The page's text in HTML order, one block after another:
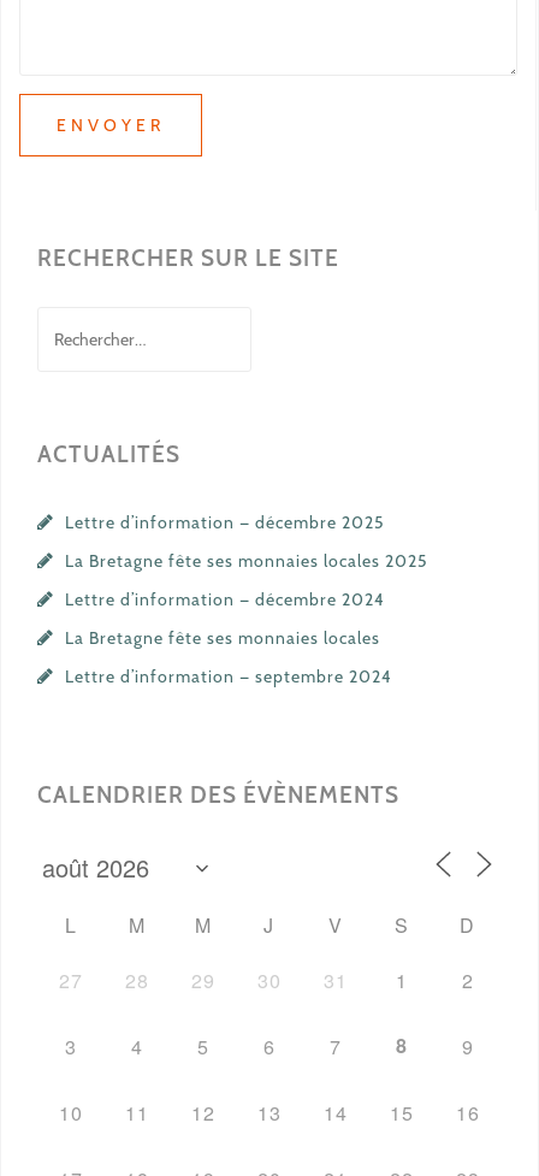
RECHERCHER SUR LE SITE
ACTUALITÉS
Lettre d’information — décembre 2025
La Bretagne fête ses monnaies locales 2025
Lettre d’information — décembre 2024
La Bretagne fête ses monnaies locales
Lettre d’information — septembre 2024
CALENDRIER DES ÉVÈNEMENTS
L M M J V S
D
27
28 29 30 31 1 2
3 4 5 6 7 8 9
10 11 12 13 14 15 16